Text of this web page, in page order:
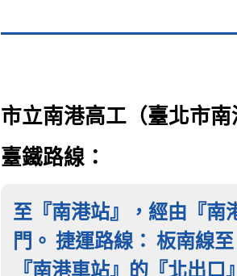
市立南港高工（臺北市南
臺鐵路線：
至『南港站』，經由『南
門。 捷運路線： 板南線
『南港車站』的『北出